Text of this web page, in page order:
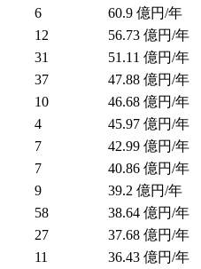
6 60.9 億円/年
12 56.73 億円/年
31 51.11 億円/年
37 47.88 億円/年
10 46.68 億円/年
4 45.97 億円/年
7 42.99 億円/年
7 40.86 億円/年
9 39.2 億円/年
58 38.64 億円/年
27 37.68 億円/年
11 36.43 億円/年